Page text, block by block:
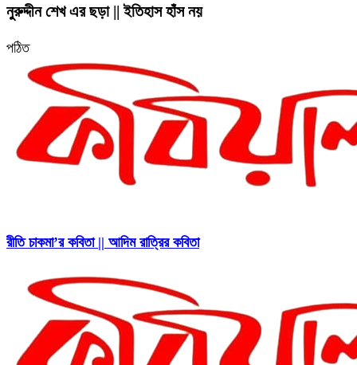
নুরুদ্দীন শেখ এর ছড়া || ইতিহাস হাঁস নয়
পঠিত
রীতি চাকমা’র কবিতা || আদিম রাত্রির কবিতা